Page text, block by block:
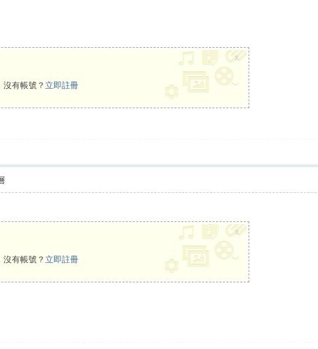
沒有帳號？立即註冊
x
沒有帳號？立即註冊
x